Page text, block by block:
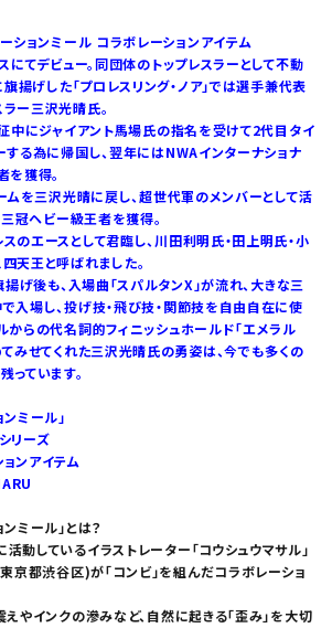
ョンミール コラボレーションアイテム
てデビュー。同団体のトップレスラーとして不動
揚げした「プロレスリング・ノア」では選手兼代表
ー三沢光晴氏。
中にジャイアント馬場氏の指名を受けて2代目タイ
する為に帰国し、翌年にはNWAインターナショナ
を獲得。
を三沢光晴に戻し、超世代軍のメンバーとして活
冠ヘビー級王者を獲得。
のエースとして君臨し、川田利明氏・田上明氏・小
天王と呼ばれました。
揚げ後も、入場曲「スパルタンX」が流れ、大きな三
入場し、投げ技・飛び技・関節技を自由自在に使
からの代名詞的フィニッシュホールド「エメラル
てみせてくれた三沢光晴氏の勇姿は、今でも多くの
っています。
ミール」
リーズ
ンアイテム
ミール」とは？
動しているイラストレーター「コウシュウマサル」
京都渋谷区)が「コンビ」を組んだコラボレーショ
えやインクの滲みなど、自然に起きる「歪み」を大切